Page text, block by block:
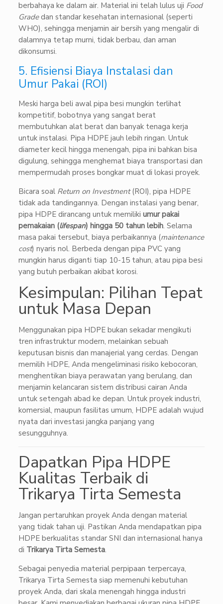
berbahaya ke dalam air. Material ini telah lulus uji Food
Gradedan standar kesehatan internasional (seperti
WHO), sehingga menjamin air bersih yang mengalir di
dalamnya tetap murni, tidak berbau, dan aman
dikonsumsi.
5. Efisiensi Biaya Instalasi dan
Umur Pakai (ROI)
Meski harga beli awal pipa besi mungkin terlihat
kompetitif, bobotnya yang sangat berat
membutuhkan alat berat dan banyak tenaga kerja
untuk instalasi. Pipa HDPE jauh lebih ringan. Untuk
diameter kecil hingga menengah, pipa ini bahkan bisa
digulung, sehingga menghemat biaya transportasi dan
mempermudah proses bongkar muat di lokasi proyek.
Bicara soal Return on Investment(ROI), pipa HDPE
tidak ada tandingannya. Dengan instalasi yang benar,
pipa HDPE dirancang untuk memilikiumur pakai
pemakaian (lifespan) hingga 50 tahun lebih. Selama
masa pakai tersebut, biaya perbaikannya (maintenance
cost) nyaris nol. Berbeda dengan pipa PVC yang
mungkin harus diganti tiap 10-15 tahun, atau pipa besi
yang butuh perbaikan akibat korosi.
Kesimpulan: Pilihan Tepat
untuk Masa Depan
Menggunakan pipa HDPE bukan sekadar mengikuti
tren infrastruktur modern, melainkan sebuah
keputusan bisnis dan manajerial yang cerdas. Dengan
memilih HDPE, Anda mengeliminasi risiko kebocoran,
menghentikan biaya perawatan yang berulang, dan
menjamin kelancaran sistem distribusi cairan Anda
untuk setengah abad ke depan. Untuk proyek industri,
komersial, maupun fasilitas umum, HDPE adalah wujud
nyata dari investasi jangka panjang yang
sesungguhnya.
Dapatkan Pipa HDPE
Kualitas Terbaik di
Trikarya Tirta Semesta
Jangan pertaruhkan proyek Anda dengan material
yang tidak tahan uji. Pastikan Anda mendapatkan pipa
HDPE berkualitas standar SNI dan internasional hanya
di Trikarya Tirta Semesta.
Sebagai penyedia material perpipaan terpercaya,
Trikarya Tirta Semesta siap memenuhi kebutuhan
proyek Anda, dari skala menengah hingga industri